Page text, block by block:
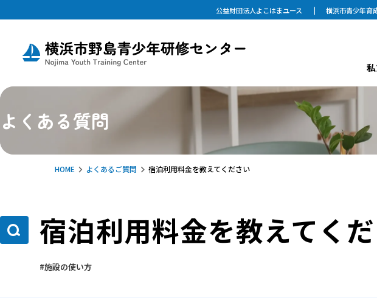
公益財団法人よこはまユース 横浜市青少年育
よくある質問
HOME よくあるご質問 宿泊利用料金を教えてください
宿泊利用料金を教えてく
施設の使い方